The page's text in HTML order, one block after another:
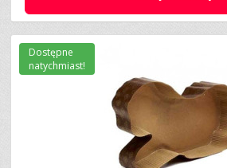
Dostępne
natychmiast!